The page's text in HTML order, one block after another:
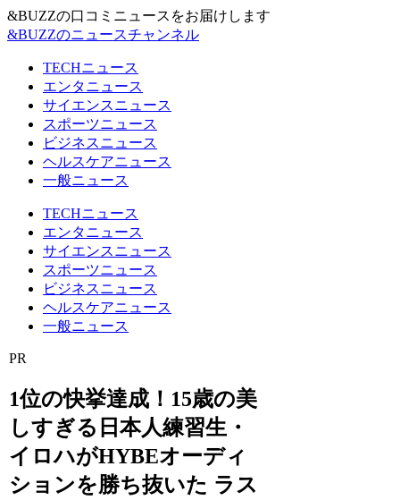
&BUZZの口コミニュースをお届けします
&BUZZのニュースチャンネル
TECHニュース
エンタニュース
サイエンスニュース
スポーツニュース
ビジネスニュース
ヘルスケアニュース
一般ニュース
TECHニュース
エンタニュース
サイエンスニュース
スポーツニュース
ビジネスニュース
ヘルスケアニュース
一般ニュース
PR
1位の快挙達成！15歳の美
しすぎる日本人練習生・
イロハがHYBEオーディ
ションを勝ち抜いた ラス